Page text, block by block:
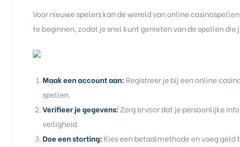
Voor nieuwe spelers kan de wereld van online
te beginnen, zodat je snel kunt genieten van de spellen die
Maak een account aan: Registreer je bij een online
spellen.
Verifieer je gegevens: Zorg ervoor dat je persoonlijke
veiligheid.
Doe een storting: Kies een betaalmethode en voeg